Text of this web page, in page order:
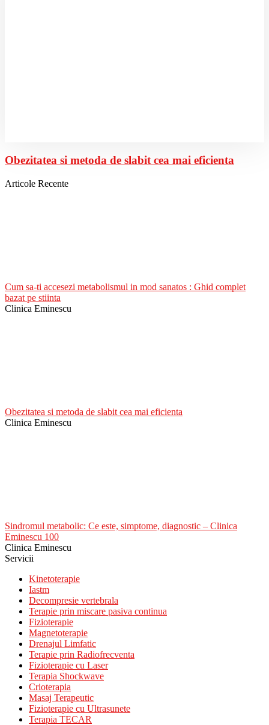
Obezitatea si metoda de slabit cea mai eficienta
Articole Recente
Cum sa-ti accesezi metabolismul in mod sanatos : Ghid complet
bazat pe stiinta
Clinica Eminescu
Obezitatea si metoda de slabit cea mai eficienta
Clinica Eminescu
Sindromul metabolic: Ce este, simptome, diagnostic – Clinica
Eminescu 100
Clinica Eminescu
Servicii
Kinetoterapie
Iastm
Decompresie vertebrala
Terapie prin miscare pasiva continua
Fizioterapie
Magnetoterapie
Drenajul Limfatic
Terapie prin Radiofrecventa
Fizioterapie cu Laser
Terapia Shockwave
Crioterapia
Masaj Terapeutic
Fizioterapie cu Ultrasunete
Terapia TECAR